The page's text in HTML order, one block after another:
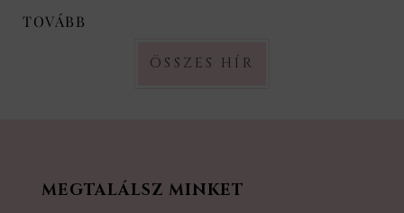
TOVÁBB
ÖSSZES HÍR
MEGTALÁLSZ MINKET